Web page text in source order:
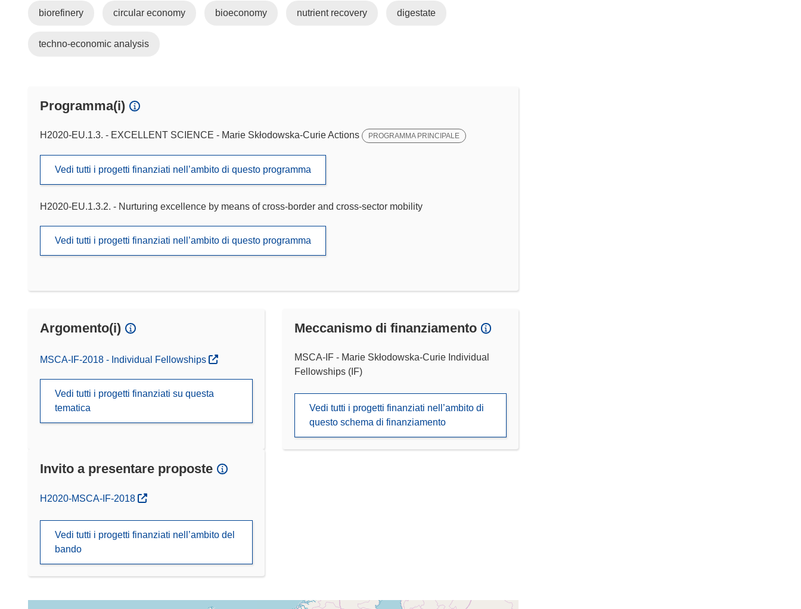
biorefinery circular economy bioeconomy nutrient recovery digestate
techno-economic analysis
Programma(i)
H2020-EU.1.3. - EXCELLENT SCIENCE - Marie Skłodowska-Curie Actions PROGRAMMA PRINCIPALE
Vedi tutti i progetti finanziati nell’ambito di questo programma
H2020-EU.1.3.2. - Nurturing excellence by means of cross-border and cross-sector mobility
Vedi tutti i progetti finanziati nell’ambito di questo programma
Argomento(i)
MSCA-IF-2018 - Individual Fellowships
Vedi tutti i progetti finanziati su questa
tematica
Meccanismo di finanziamento
MSCA-IF - Marie Skłodowska-Curie Individual
Fellowships (IF)
Vedi tutti i progetti finanziati nell’ambito di
questo schema di finanziamento
Invito a presentare proposte
(si apre in una nuova finestra)
H2020-MSCA-IF-2018
Vedi tutti i progetti finanziati nell’ambito del
bando